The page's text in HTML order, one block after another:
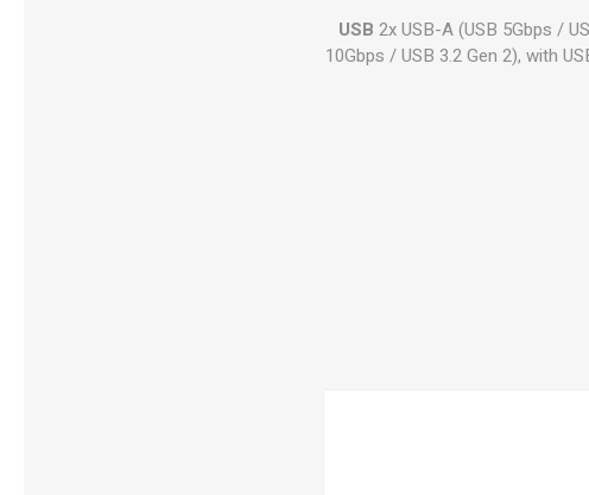
USB 2x USB-A (USB 5Gbps /
10Gbps / USB 3.2 Gen 2), with